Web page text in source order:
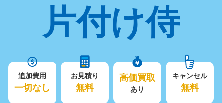
片付け侍
追加費用
一切なし
お見積り
無料
高価買取
あり
キャンセル
無料